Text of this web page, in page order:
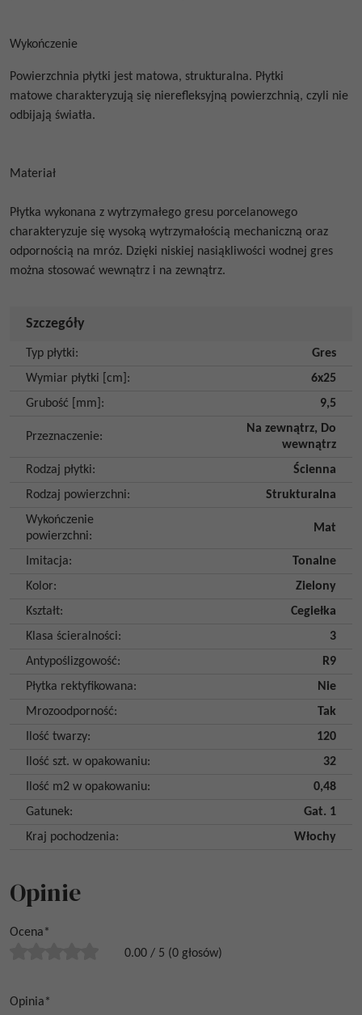
Wykończenie
Powierzchnia płytki jest matowa, strukturalna. Płytki
matowe charakteryzują się nierefleksyjną powierzchnią, czyli nie
odbijają światła.
Materiał
Płytka wykonana z wytrzymałego gresu porcelanowego
charakteryzuje się wysoką wytrzymałością mechaniczną oraz
odpornością na mróz. Dzięki niskiej nasiąkliwości wodnej gres
można stosować wewnątrz i na zewnątrz.
Szczegóły
Typ płytki:
Gres
Wymiar płytki [cm] :
6x25
Grubość [mm] : 9,5
Przeznaczenie:
Na zewnątrz, Do
wewnątrz
Rodzaj płytki:
Ścienna
Rodzaj powierzchni:
Strukturalna
Wykończenie
powierzchni:
Mat
Imitacja:
Tonalne
Kolor:
Zielony
Kształt:
Cegiełka
Klasa ścieralności:
3
Antypoślizgowość:
R9
Płytka rektyfikowana:
Nie
Mrozoodporność:
Tak
Ilość twarzy:
120
Ilość szt. w opakowaniu:
32
Ilość m2 w opakowaniu:
0,48
Gatunek:
Gat. 1
Kraj pochodzenia: Włochy
Opinie
Ocena*
0.00 / 5 (0 głosów)
Opinia*